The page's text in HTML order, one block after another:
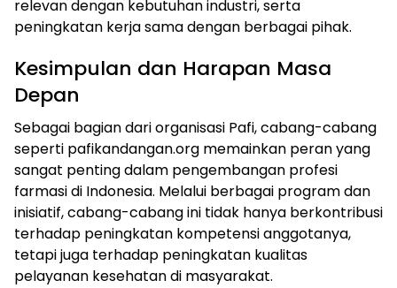
relevan dengan kebutuhan industri, serta
peningkatan kerja sama dengan berbagai pihak.
Kesimpulan dan Harapan Masa
Depan
Sebagai bagian dari organisasi Pafi, cabang-cabang
seperti pafikandangan.org memainkan peran yang
sangat penting dalam pengembangan profesi
farmasi di Indonesia. Melalui berbagai program dan
inisiatif, cabang-cabang ini tidak hanya berkontribusi
terhadap peningkatan kompetensi anggotanya,
tetapi juga terhadap peningkatan kualitas
pelayanan kesehatan di masyarakat.